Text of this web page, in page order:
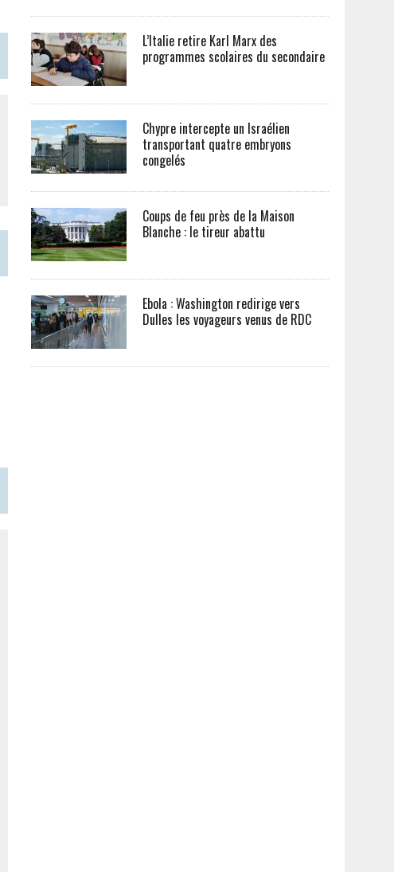
L’Italie retire Karl Marx des
programmes scolaires du secondaire
Chypre intercepte un Israélien
transportant quatre embryons
congelés
Coups de feu près de la Maison
Blanche : le tireur abattu
Ebola : Washington redirige vers
Dulles les voyageurs venus de RDC